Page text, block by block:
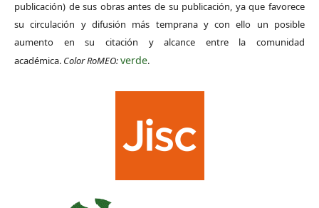
publicación) de sus obras antes de su publicación, ya que favorece
su circulación y difusión más temprana y con ello un posible
aumento en su citación y alcance entre la comunidad
académica. Color RoMEO:verde.